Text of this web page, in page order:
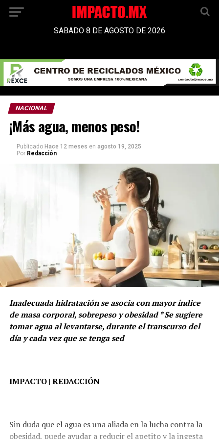
SABADO 8 DE AGOSTO DE 2026
NACIONAL
¡Más agua, menos peso!
Publicado Hace 12 meses en agosto 19, 2025
Por Redacción
Inadecuada hidratación se asocia con mayor índice
de masa corporal, sobrepeso y obesidad * Se sugiere
tomar agua al levantarse, durante el transcurso del
día y cada vez que se tenga sed
IMPACTO | REDACCIÓN
Sin duda que el agua es una aliada en la lucha contra la
obesidad, puede ayudar a reducir el apetito y la ingesta